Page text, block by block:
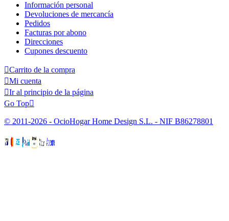
Información personal
Devoluciones de mercancía
Pedidos
Facturas por abono
Direcciones
Cupones descuento
Carrito de la compra
Mi cuenta
Ir al principio de la página
Go Top
© 2011-2026 - OcioHogar Home Design S.L. - NIF B86278801